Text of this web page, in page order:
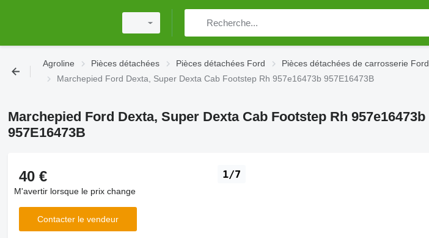
Agroline Pièces détachées Pièces détachées Ford Pièces détachées de carrosserie Ford
Marchepied Ford Dexta, Super Dexta Cab Footstep Rh 957e16473b 957E16473B
Marchepied Ford Dexta, Super Dexta Cab Footstep Rh 957e16473b
957E16473B
1/7
40 €
M'avertir lorsque le prix change
Contacter le vendeur